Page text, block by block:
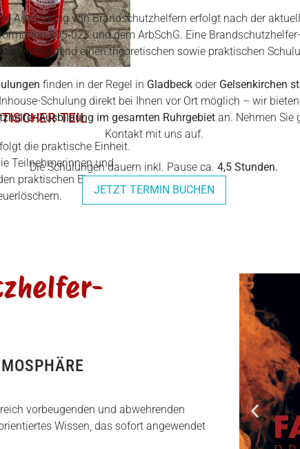
Ausbildung von Brandschutzhelfern erfolgt nach der
205‑023 und dem ArbSchG. Eine
verpflichtend einen theoretischen sowie praktischen
finden in der Regel in Gladbeckoder Gelsenkirchen
Schulung direkt bei Ihnen vor Ort möglich – wir
Ausbildung im gesamten Ruhrgebietan. Nehmen Sie
Kontakt mit uns auf.
Die Schulungen dauern inkl. Pause ca. 4,5 Stunden.
JETZT TERMIN BUCHEN
TEIL
die praktische Einheit.
Teilnehmerinnen und
praktischen Einsatz von
vorbeugenden und abwehrenden
Wissen, das sofort angewendet